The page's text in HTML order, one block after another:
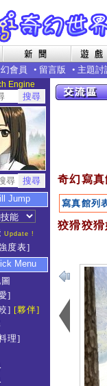
會員 • 留言版 • 主題討
Engine
Jump
Update !
度表]
Menu
]
] [夥伴]
理]
奇幻寫真
寫真館列
狡猾狡